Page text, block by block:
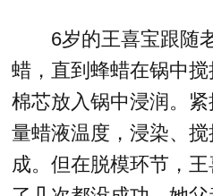
6岁的王喜宝跟随
蜡，直到蜂蜡在锅中
棉芯放入锅中浸润。
量蜡液温度，浸染、
成。但在脱模环节，